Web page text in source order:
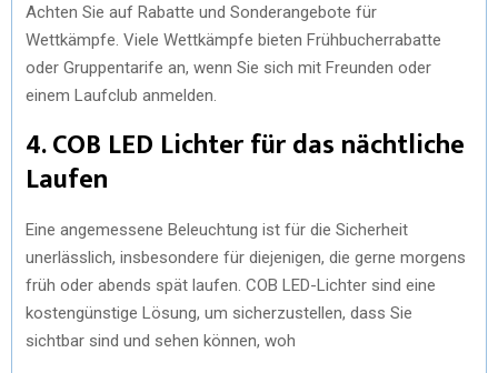
Achten Sie auf Rabatte und Sonderangebote für
Wettkämpfe. Viele Wettkämpfe bieten Frühbucherrabatte
oder Gruppentarife an, wenn Sie sich mit Freunden oder
einem Laufclub anmelden.
4. COB LED Lichter für das nächtliche
Laufen
Eine angemessene Beleuchtung ist für die Sicherheit
unerlässlich, insbesondere für diejenigen, die gerne morgens
früh oder abends spät laufen. COB LED-Lichter sind eine
kostengünstige Lösung, um sicherzustellen, dass Sie
sichtbar sind und sehen können, woh